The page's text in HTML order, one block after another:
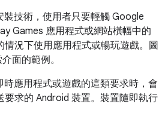
裝技術，使用者只要輕觸 Google
Games 應用程式或網站橫幅中的
情況下使用應用程式或暢玩遊戲。圖
面的範例。
時應用程式或遊戲的這類要求時，會
要求的 Android 裝置。裝置隨即執行